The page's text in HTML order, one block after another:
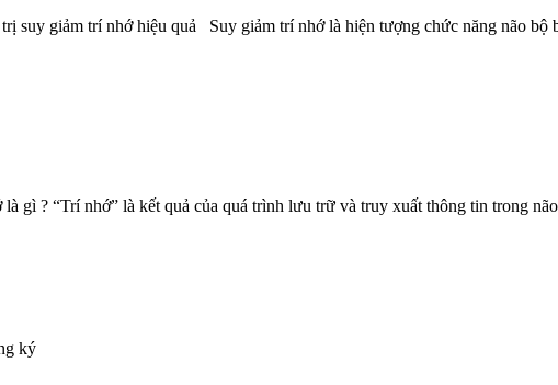
suy giảm trí nhớ hiệu quả Suy giảm trí nhớ là hiện tượng chức năng não
? “Trí nhớ” là kết quả của quá trình lưu trữ và truy xuất thông tin trong
ký